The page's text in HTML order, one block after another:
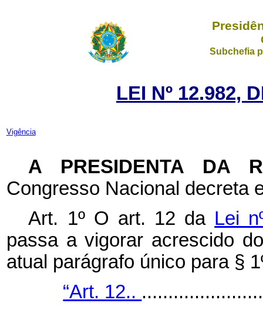
Subchefia
LEI Nº 12.982,
Vigência
A PRESIDENTA DA
Congresso Nacional decreta
Art. 1º O art. 12 da Lei
passa a vigorar acrescido
atual parágrafo único para §
“Art. 12..